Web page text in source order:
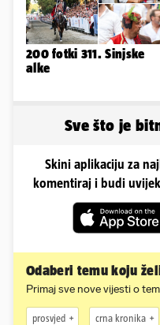
200 fotki 311. Sinjske
alke
Sve što je
Skini aplikaciju za
komentiraj i budi
Odaberi temu koju
Primaj sve nove vijesti o
prosvjed crna kronika